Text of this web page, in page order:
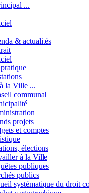
...
& actualités
la Ville ...
communal
projets
et comptes
élections
à la Ville
publiques
publics
systématique du droit